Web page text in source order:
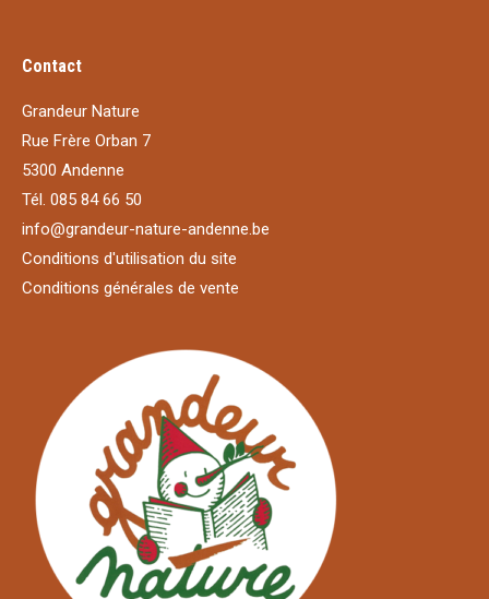
Contact
Grandeur Nature
Rue Frère Orban 7
5300 Andenne
Tél. 085 84 66 50
info@grandeur-nature-andenne.be
Conditions d'utilisation du site
Conditions générales de vente